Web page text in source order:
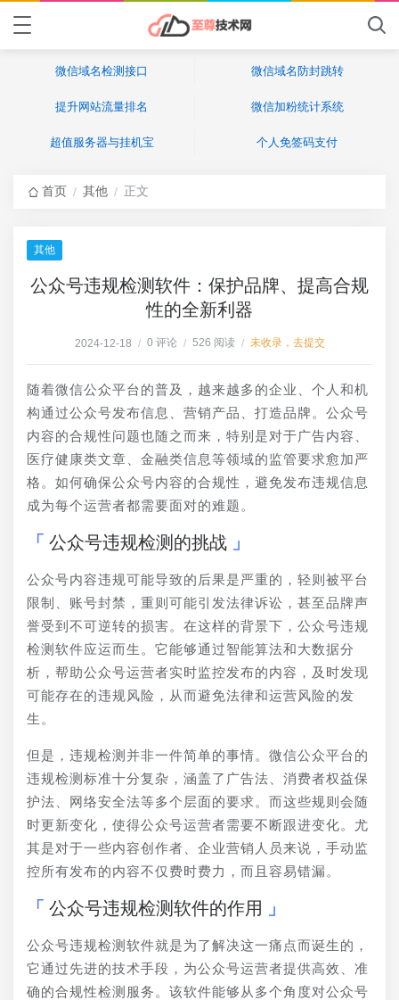
微信域名检测接口 微信域名防封跳转
提升网站流量排名 微信加粉统计系统
超值服务器与挂机宝 个人免签码支付
首页 / 其他 / 正文
其他
公众号违规检测软件：保护品牌、提高合规
性的全新利器
2024-12-18 / 0 评论 / 526 阅读 / 未收录，去提交
随着微信公众平台的普及，越来越多的企业、个人和机
构通过公众号发布信息、营销产品、打造品牌。公众号
内容的合规性问题也随之而来，特别是对于广告内容、
医疗健康类文章、金融类信息等领域的监管要求愈加严
格。如何确保公众号内容的合规性，避免发布违规信息
成为每个运营者都需要面对的难题。
公众号违规检测的挑战
公众号内容违规可能导致的后果是严重的，轻则被平台
限制、账号封禁，重则可能引发法律诉讼，甚至品牌声
誉受到不可逆转的损害。在这样的背景下，公众号违规
检测软件应运而生。它能够通过智能算法和大数据分
析，帮助公众号运营者实时监控发布的内容，及时发现
可能存在的违规风险，从而避免法律和运营风险的发
生。
但是，违规检测并非一件简单的事情。微信公众平台的
违规检测标准十分复杂，涵盖了广告法、消费者权益保
护法、网络安全法等多个层面的要求。而这些规则会随
时更新变化，使得公众号运营者需要不断跟进变化。尤
其是对于一些内容创作者、企业营销人员来说，手动监
控所有发布的内容不仅费时费力，而且容易错漏。
公众号违规检测软件的作用
公众号违规检测软件就是为了解决这一痛点而诞生的，
它通过先进的技术手段，为公众号运营者提供高效、准
确的合规性检测服务。该软件能够从多个角度对公众号